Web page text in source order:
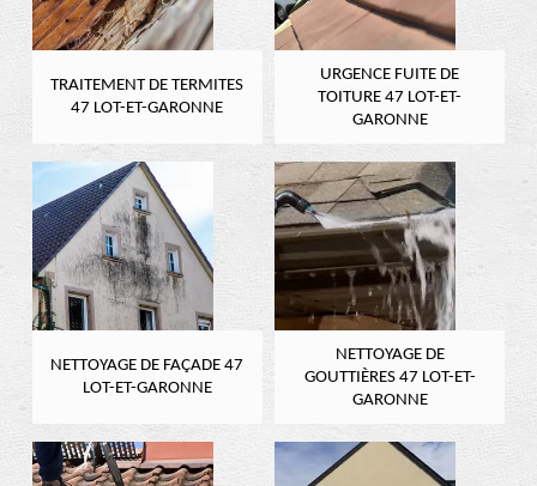
TRAITEMENT DE TERMITES
47 LOT-ET-GARONNE
URGENCE FUITE DE
TOITURE 47 LOT-ET-
GARONNE
NETTOYAGE DE FAÇADE 47
LOT-ET-GARONNE
NETTOYAGE DE
GOUTTIÈRES 47 LOT-ET-
GARONNE